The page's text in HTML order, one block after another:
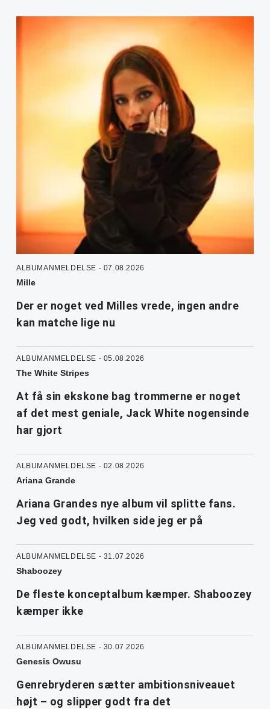
ALBUMANMELDELSE - 07.08.2026
Mille
Der er noget ved Milles vrede, ingen andre
kan matche lige nu
ALBUMANMELDELSE - 05.08.2026
The White Stripes
At få sin ekskone bag trommerne er noget
af det mest geniale, Jack White nogensinde
har gjort
ALBUMANMELDELSE - 02.08.2026
Ariana Grande
Ariana Grandes nye album vil splitte fans.
Jeg ved godt, hvilken side jeg er på
ALBUMANMELDELSE - 31.07.2026
Shaboozey
De fleste konceptalbum kæmper. Shaboozey
kæmper ikke
ALBUMANMELDELSE - 30.07.2026
Genesis Owusu
Genrebryderen sætter ambitionsniveauet
højt – og slipper godt fra det